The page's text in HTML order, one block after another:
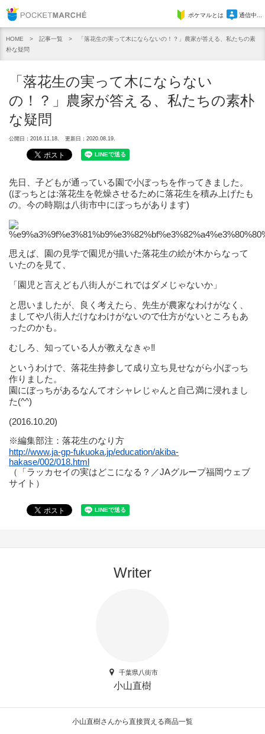
Pocket Marcheポケマルとは 通信中...
HOME 記事一覧
「落花生の実って木にならないの！？」農家が答える、私たちの素
朴な疑問
「落花生の実って木にならない
の！？」農家が答える、私たちの素朴
な疑問
公開日：2016.11.18. 更新日：2020.08.19.
先日、子どもが通っている園で小ぼっちを作ってきました。
(ぼっちとは:落花生を乾燥させるために落花生を積み上げたも
の。今の時期は八街市中にぼっちがあります)
思えば、園の見学で園児が描いた落花生の絵が木からなって
いたのを見て、
「園児と言えども八街人がこれではダメじゃないか」
と思いましたが、良く考えたら、先生が農家なわけがなく、
ましてや八街人だけなわけがないので仕方がないところもあ
ったのかも。
むしろ、知っている人が教えなきゃ‼
というわけで、落花生持参して成り立ち見せながら小ぼっち
作りました。
園にぼっちがあるなんてオシャレじゃんと自己満に浸れまし
た(^^)
(2016.10.20)
※編集部注：落花生のなり方
http://www.ja-gp-fukuoka.jp/education/akiba-
hakase/002/018.html
（「ラッカセイの実はどこになる？／JAグループ福岡ウェブ
サイト）
Writer
千葉県八街市
小山直樹
小山直樹さんから直接買える商品一覧